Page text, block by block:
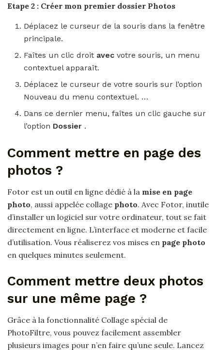
Etape 2 : Créer mon premier dossier Photos
Déplacez le curseur de la souris dans la fenêtre
principale.
Faîtes un clic droit avecvotre souris, un menu
contextuel apparaît.
Déplacez le curseur de votre souris sur l’option
Nouveau du menu contextuel. …
Dans ce dernier menu, faîtes un clic gauche sur
l’option Dossier .
Comment mettre en page des
photos ?
Fotor est un outil en ligne dédié à la mise en page
photo, aussi appelée collage photo. Avec Fotor, inutile
d’installer un logiciel sur votre ordinateur, tout se fait
directement en ligne. L’interface et moderne et facile
d’utilisation. Vous réaliserez vos mises en page photo
en quelques minutes seulement.
Comment mettre deux photos
sur une même page ?
Grâce à la fonctionnalité Collage spécial de
PhotoFiltre, vous pouvez facilement assembler
plusieurs images pour n’en faire qu’une seule. Lancez